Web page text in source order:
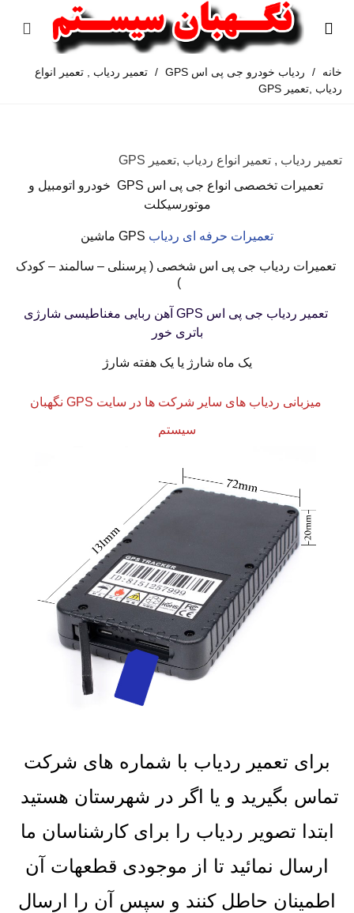
خانه / ردیاب خودرو جی پی اس GPS / تعمیر ردیاب , تعمیر انواع
ردیاب ,تعمیر GPS
تعمیر ردیاب , تعمیر انواع ردیاب ,تعمیر GPS
تعمیرات تخصصی انواع جی پی اس GPS
خودرو اتومبیل و
موتورسیکلت
تعمیرات حرفه ای ردیاب GPS ماشین
تعمیرات ردیاب جی پی اس شخصی ( پرسنلی – سالمند – کودک
)
تعمیر ردیاب جی پی اس GPS
آهن ربایی مغناطیسی شارژی
باتری خور
یک ماه شارژ یا یک هفته شارژ
میزبانی ردیاب های سایر شرکت ها در سایت GPS نگهبان
سیستم
برای تعمیر ردیاب با شماره های شرکت
تماس بگیرید و یا اگر در شهرستان هستید
ابتدا تصویر ردیاب را برای کارشناسان ما
ارسال نمائید تا از موجودی قطعهات آن
اطمینان حاطل کنند و سپس آن را ارسال